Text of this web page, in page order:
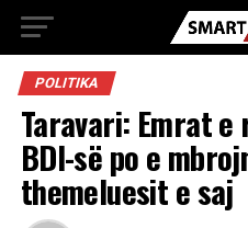
POLITIKA
Taravari: Emrat
BDI-së po e
themeluesit e saj